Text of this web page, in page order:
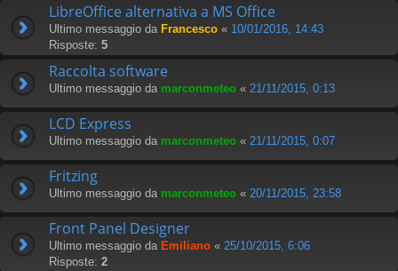
LibreOffice alternativa a MS Office
Ultimo messaggio da Francesco « 10/01/2016, 14:43
Risposte: 5
Raccolta software
Ultimo messaggio da marconmeteo « 21/11/2015, 0:13
LCD Express
Ultimo messaggio da marconmeteo « 21/11/2015, 0:07
Fritzing
Ultimo messaggio da marconmeteo « 20/11/2015, 23:58
Front Panel Designer
Ultimo messaggio da Emiliano « 25/10/2015, 6:06
Risposte: 2